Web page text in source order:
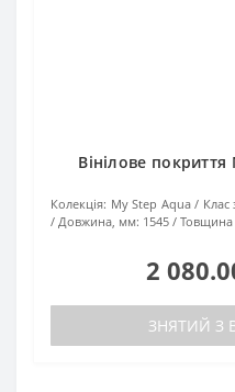
Вінілове покриття
Колекція: My Step Aqua Клас
Довжина, мм: 1545 Товщина
2
ЗНЯТИЙ З